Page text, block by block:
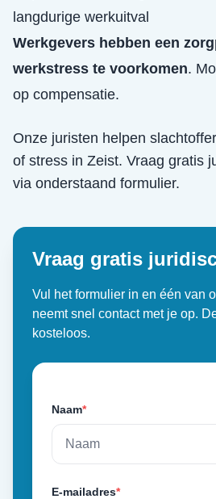
langdurige werkuitval
Werkgevers hebben een
werkstress te voorkomen.
op compensatie.
Onze juristen helpen
of stress in Zeist. Vraag gratis
via onderstaand formulier.
Vraag gratis
Vul het formulier in en één van
neemt snel contact met je op.
kosteloos.
Naam*
E-mailadres*